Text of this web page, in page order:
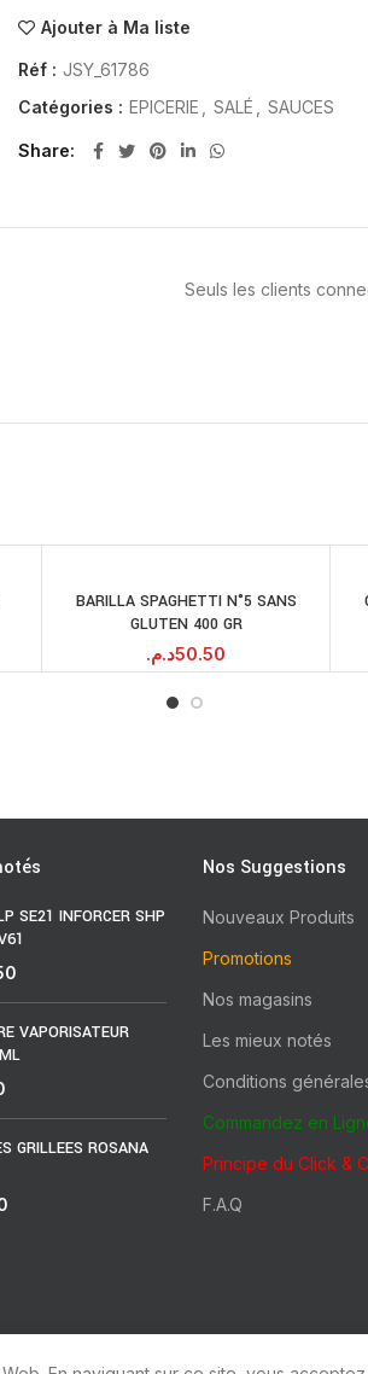
Ajouter à Ma liste
Réf : JSY_61786
Catégories : EPICERIE SALÉ SAUCES
Share
Seuls les clients
AJOUTER AU
PANIER
BARILLA SPAGHETTI N°5 SANS
GLUTEN 400 GR
50.50د.م.
SE21 INFORCER SHP
VAPORISATEUR
GRILLEES ROSANA
Nos Suggestions
Nouveaux Produits
Promotions
Nos magasins
Les mieux notés
Conditions
Commandez en
Principe du Click &
F.A.Q